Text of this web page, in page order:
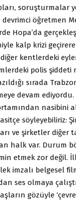
soruşturmalar
öğretmen
Hopa’da
kalp krizi
kentlerdeki
polis
sırada
devam ediyordu.
nasibini
söyleyebiliriz:
ve şirketler diğer
halk var. Durum
etmek zor değil.
imzalı belgesel
ses olmaya
gözüyle